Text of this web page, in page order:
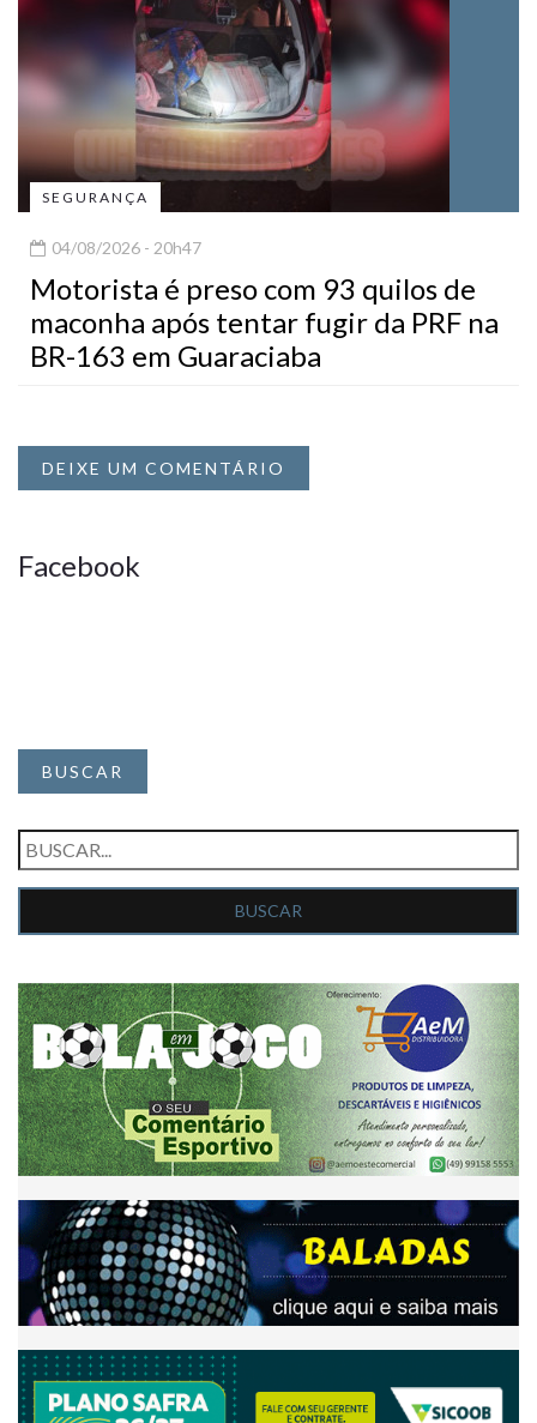
SEGURANÇA
04/08/2026 - 20h47
Motorista é preso com 93 quilos de
maconha após tentar fugir da PRF na
BR-163 em Guaraciaba
DEIXE UM COMENTÁRIO
Facebook
BUSCAR